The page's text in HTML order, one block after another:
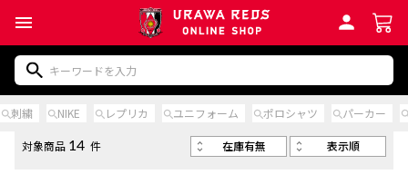
刺繍 NIKE レプリカ ユニフォーム ポロシャツ パーカー
対象商品 14 件 在庫有無 表示順